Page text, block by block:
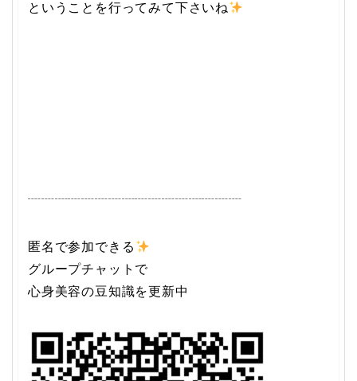
ということを行ってみて下さいね
┈┈┈┈┈┈┈┈┈┈┈┈┈┈┈┈
匿名で参加できる
グループチャットで
心身美容の豆知識を更新中